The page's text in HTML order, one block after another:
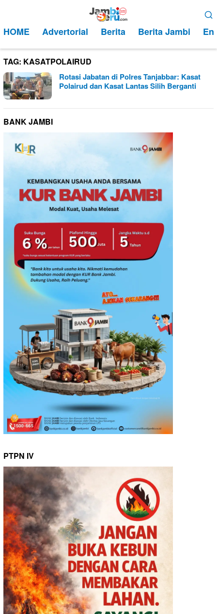
kontenMobile
HOME Advertorial Berita Berita Jambi
TAG: KASATPOLAIRUD
Rotasi Jabatan di Polres Tanjabbar: Kasat
Polairud dan Kasat Lantas Silih Berganti
BANK JAMBI
PTPN IV